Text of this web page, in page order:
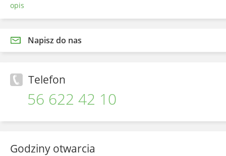
opis
Napisz do nas
Telefon
56 622 42 10
Godziny otwarcia